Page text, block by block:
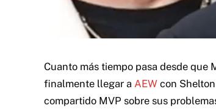
Cuanto más tiempo pasa desde que
finalmente llegar a AEW con
compartido MVP sobre sus